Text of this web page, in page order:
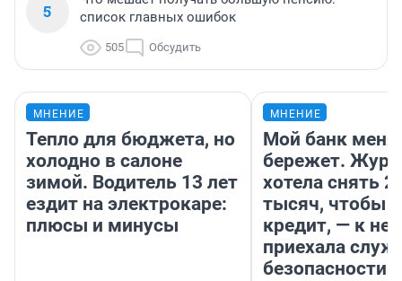
5
список главных ошибок
505 Обсудить
МНЕНИЕ
Тепло для бюджета, но
холодно в салоне
зимой. Водитель 13 лет
ездит на электрокаре:
плюсы и минусы
МНЕНИЕ
Мой банк меня
бережет.
хотела снять
тысяч, чтобы
кредит, — к
приехала
безопасности